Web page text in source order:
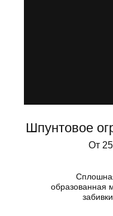
Шпунтовое
От
образованная